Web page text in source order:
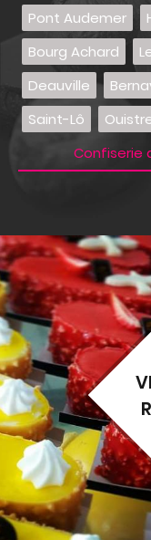
Pont Audemer
Bourg Achard
Deauville
Saint-Lô
Confiserie